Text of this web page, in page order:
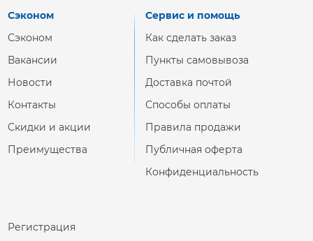
Сэконом
Сэконом
Вакансии
Новости
Контакты
Скидки и акции
Преимущества
Сервис и помощь
Как сделать заказ
Пункты самовывоза
Доставка почтой
Способы оплаты
Правила продажи
Публичная оферта
Конфиденциальность
Регистрация